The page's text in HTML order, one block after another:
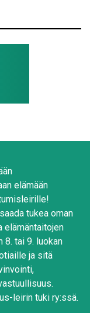
elämään
tukea oman
elämäntaitojen
8. tai 9. luokan
ja sitä
leirin tuki ry:ssä.